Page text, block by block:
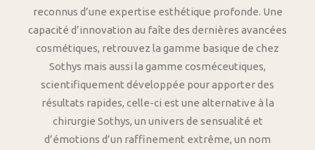
reconnus d’une expertise esthétique profonde. Une
capacité d’innovation au faîte des dernières avancées
cosmétiques, retrouvez la gamme basique de chez
Sothys mais aussi la gamme cosméceutiques,
scientifiquement développée pour apporter des
résultats rapides, celle-ci est une alternative à la
chirurgie Sothys, un univers de sensualité et
d’émotions d’un raffinement extrême, un nom